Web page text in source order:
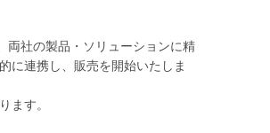
両社の製品・ソリューションに精
に連携し、販売を開始いたしま
ます。